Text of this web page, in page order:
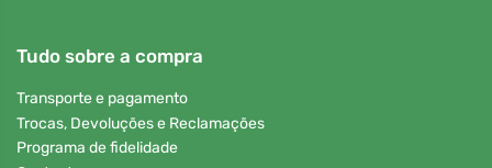
Tudo sobre a compra
Transporte e pagamento
Trocas, Devoluções e Reclamações
Programa de fidelidade